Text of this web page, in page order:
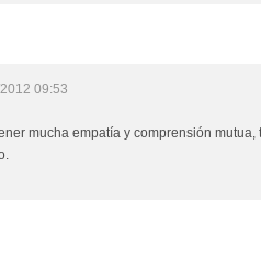
09:53
mucha empatía y comprensión